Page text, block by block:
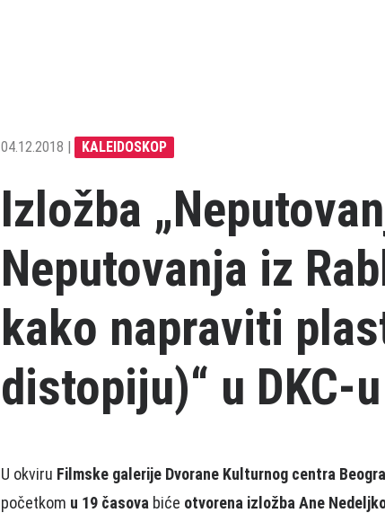
04.12.2018 | KALEIDOSKOP
Izložba
Neputovanja iz
kako napraviti
distopiju)“ u DKC-u
U okviru Filmske galerije Dvorane Kulturnog centra
početkom u 19 časova biće otvorena izložba Ane